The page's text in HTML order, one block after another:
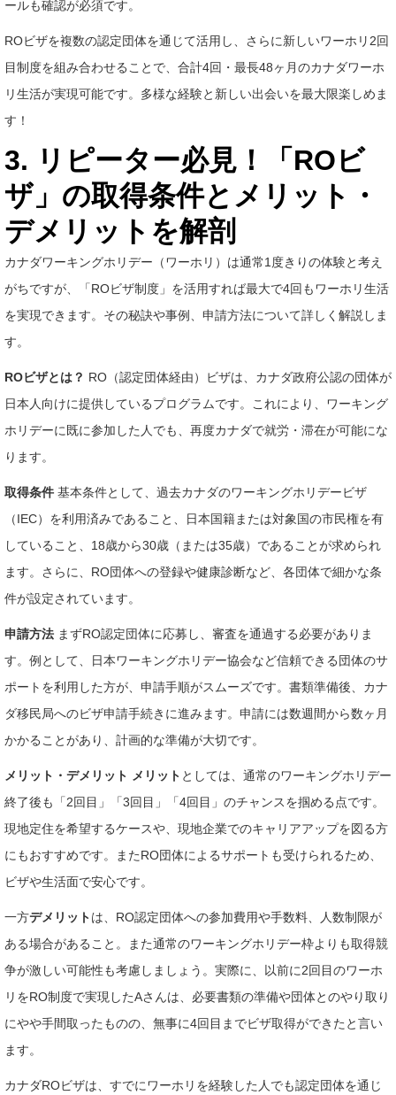
ールも確認が必須です。
ROビザを複数の認定団体を通じて活用し、さらに新しいワーホリ2回
目制度を組み合わせることで、合計4回・最長48ヶ月のカナダワーホ
リ生活が実現可能です。多様な経験と新しい出会いを最大限楽しめま
す！
3. リピーター必見！「ROビ
ザ」の取得条件とメリット・
デメリットを解剖
カナダワーキングホリデー（ワーホリ）は通常1度きりの体験と考え
がちですが、「ROビザ制度」を活用すれば最大で4回もワーホリ生活
を実現できます。その秘訣や事例、申請方法について詳しく解説しま
す。
ROビザとは？ RO（認定団体経由）ビザは、カナダ政府公認の団体が
日本人向けに提供しているプログラムです。これにより、ワーキング
ホリデーに既に参加した人でも、再度カナダで就労・滞在が可能にな
ります。
取得条件 基本条件として、過去カナダのワーキングホリデービザ
（IEC）を利用済みであること、日本国籍または対象国の市民権を有
していること、18歳から30歳（または35歳）であることが求められ
ます。さらに、RO団体への登録や健康診断など、各団体で細かな条
件が設定されています。
申請方法 まずRO認定団体に応募し、審査を通過する必要がありま
す。例として、日本ワーキングホリデー協会など信頼できる団体のサ
ポートを利用した方が、申請手順がスムーズです。書類準備後、カナ
ダ移民局へのビザ申請手続きに進みます。申請には数週間から数ヶ月
かかることがあり、計画的な準備が大切です。
メリット・デメリット メリット としては、通常のワーキングホリデー
終了後も「2回目」「3回目」「4回目」のチャンスを掴める点です。
現地定住を希望するケースや、現地企業でのキャリアアップを図る方
にもおすすめです。またRO団体によるサポートも受けられるため、
ビザや生活面で安心です。
一方デメリットは、RO認定団体への参加費用や手数料、人数制限が
ある場合があること。また通常のワーキングホリデー枠よりも取得競
争が激しい可能性も考慮しましょう。実際に、以前に2回目のワーホ
リをRO制度で実現したAさんは、必要書類の準備や団体とのやり取り
にやや手間取ったものの、無事に4回目までビザ取得ができたと言い
ます。
カナダROビザは、すでにワーホリを経験した人でも認定団体を通じ